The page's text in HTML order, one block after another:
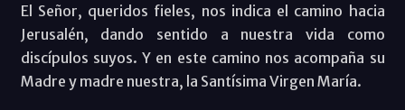
El Señor, queridos fieles, nos indica el camino hacia
Jerusalén, dando sentido a nuestra vida como
discípulos suyos. Y en este camino nos acompaña su
Madre y madre nuestra, la Santísima Virgen María.